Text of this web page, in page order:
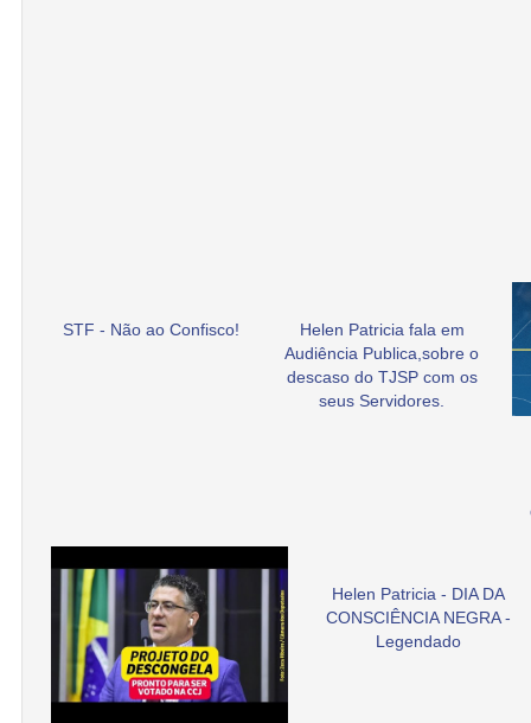
STF - Não ao Confisco!
Helen Patricia fala em
Audiência Publica,sobre o
descaso do TJSP com os
seus Servidores.
Helen Patricia - DIA DA
CONSCIÊNCIA NEGRA -
Legendado